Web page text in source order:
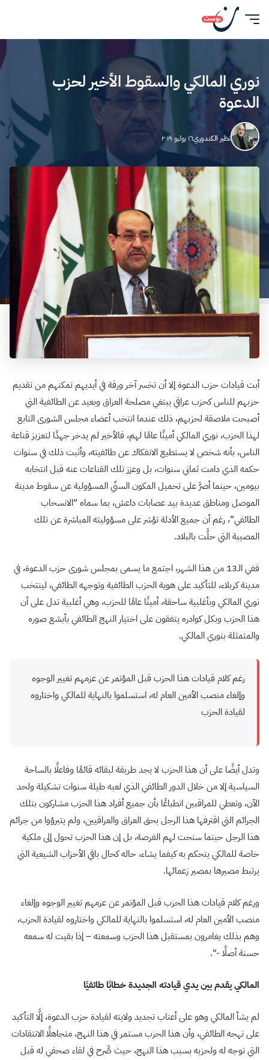
نوري المالكي والسقوط الأخير لحزب
الدعوة
نظير الكندوري١٦ يوليو ٢٠١٩
أبت قيادات حزب الدعوة إلا أن تخسر آخر ورقة في أيديهم تمكنهم من تقديم
حزبهم للناس كحزب عراقي يبتغي مصلحة العراق وبعيد عن الطائفية التي
أصبحت ملاصقة لحزبهم، ذلك عندما انتخب أعضاء مجلس الشورى التابع
لهذا الحزب، نوري المالكي أمينًا عامًا لهم، فالأخير لم يدخر جهدًا لتعزيز قناعة
الناس، بأنه شخص لا يستطيع الانفكاك عن طائفيته، وأثبت ذلك في سنوات
حكمه الذي دامت ثماني سنوات، بل وعزز تلك القناعات عنه قبل انتخابه
بيومين، حينما أصرَّ على تحميل المكون السنّي المسؤولية عن سقوط مدينة
الموصل ومناطق عديدة بيد عصابات داعش، بما سماه “الانسحاب
الطائفي”، رغم أن جميع الأدلة تؤشر على مسؤوليته المباشرة عن تلك
المصيبة التي حلَّت بالبلاد.
ففي الـ13 من هذا الشهر، اجتمع ما يسمى بمجلس شورى حزب الدعوة، في
مدينة كربلاء، للتأكيد على هوية الحزب الطائفية وتوجهه الطائفي، لينتخب
نوري المالكي وبأغلبية ساحقة، أمينًا عامًا للحزب، وهي أغلبية تدل على أن
هذا الحزب وبكل كوادره يتفقون على اختيار النهج الطائفي بأبشع صوره
والمتمثلة بنوري المالكي.
رغم كلام قيادات هذا الحزب قبل المؤتمر عن عزمهم تغيير الوجوه
وإلغاء ‏منصب الأمين العام له، استسلموا بالنهاية للمالكي واختاروه
لقيادة الحزب
وتدل أيضًا على أن هذا الحزب لا يجد طريقة لبقائه قائمًا وفاعلًا بالساحة
السياسية إلا من خلال الدور الطائفي الذي لعبه طيلة سنوات تشكيلة ولحد
الآن، وتعطي للمراقبين انطباعًا بأن جميع أفراد هذا الحزب مشاركون بتلك
الجرائم التي اقترفها هذا الرجل بحق العراق والعراقيين، ولم يتبرؤوا من جرائم
هذا الرجل حينما سنحت لهم الفرصة، بل إن هذا الحزب تحول إلى ملكية
خاصة للمالكي يتحكم به كيفما يشاء، حاله كحال باقي الأحزاب الشيعية التي
يرتبط مصيرها بمصير زعمائها.
ورغم كلام قيادات هذا الحزب قبل المؤتمر عن عزمهم تغيير الوجوه وإلغاء
‏منصب الأمين العام له، استسلموا بالنهاية للمالكي واختاروه لقيادة الحزب،
وهم بذلك ‏يغامرون بمستقبل هذا الحزب وسمعته – إذا بقيت له سمعه
حسنة أصلًا -“.
المالكي يقدم بين يدي قيادته الجديدة خطابًا طائفيًا
لم يشأ المالكي وهو على أعتاب تجديد ولايته لقيادة حزب الدعوة، إلَّا التأكيد
على نهجه الطائفي، وأن هذا الحزب مستمر في هذا النهج، متجاهلًا الانتقادات
التي توجه له ولحزبه بسبب هذا النهج، حيث صَّرح في لقاء صحفي له قبل